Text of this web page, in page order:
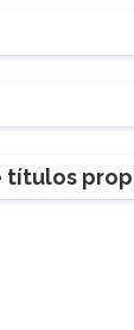
títulos